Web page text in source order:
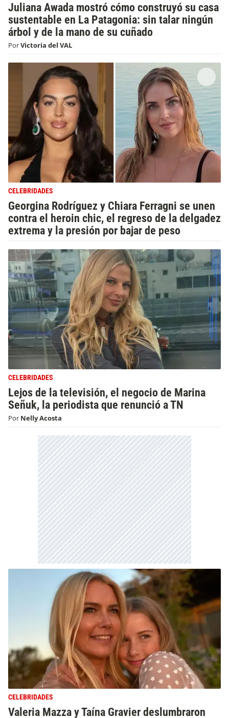
Juliana Awada mostró cómo construyó su casa
sustentable en La Patagonia: sin talar ningún
árbol y de la mano de su cuñado
PorVictoria del VAL
CELEBRIDADES
Georgina Rodríguez y Chiara Ferragni se unen
contra el heroin chic, el regreso de la delgadez
extrema y la presión por bajar de peso
CELEBRIDADES
Lejos de la televisión, el negocio de Marina
Señuk, la periodista que renunció a TN
Por Nelly Acosta
CELEBRIDADES
Valeria Mazza y Taína Gravier deslumbraron